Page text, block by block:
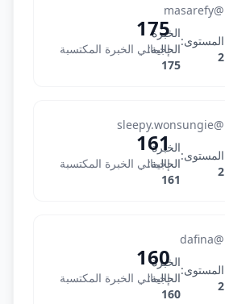
Masarefy
@masarefy
المستوى:
2
الخبرة
الحالية:
175
175
إجمالي الخبرة المكتسبة
sopi
@sleepy.wonsungie
المستوى:
2
الخبرة
الحالية:
161
161
إجمالي الخبرة المكتسبة
dafina
@dafina
المستوى:
2
الخبرة
الحالية:
160
160
إجمالي الخبرة المكتسبة